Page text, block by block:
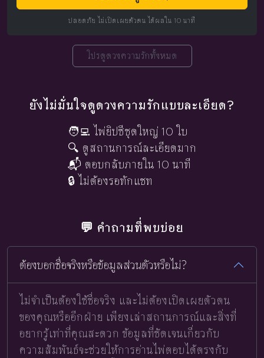
ปลอดภัย ไม่เปิดเผยตัวตน ได้ผลใน 10 นาที
โปรดูดวงความรักทั้งหมด
ยังไม่มั่นใจดูดวงความรักแบบละเอียด?
🧑‍💻 ไพ่ยิปซีชุดใหญ่ 10 ใบ
🔍 ดูสถานการณ์ละเอียดมาก
📬 ตอบกลับภายใน 10 นาที
🔒 ไม่ต้องรอทักแชท
💬 คำถามที่พบบ่อย
ต้องบอกชื่อจริงหรือข้อมูลส่วนตัวหรือไม่?
ไม่จำเป็นต้องใช้ชื่อจริง และไม่ต้องเปิดเผยตัวตน
ของคุณหรืออีกฝ่าย เพียงเล่าสถานการณ์และสิ่งที่
อยากรู้เท่าที่คุณสะดวก ข้อมูลที่ชัดเจนเกี่ยวกับ
ความสัมพันธ์จะช่วยให้การอ่านไพ่ตอบได้ตรงกับ